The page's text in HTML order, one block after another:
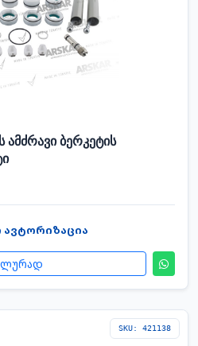
ბერკეტის
ავტორიზაცია
SKU: 421138